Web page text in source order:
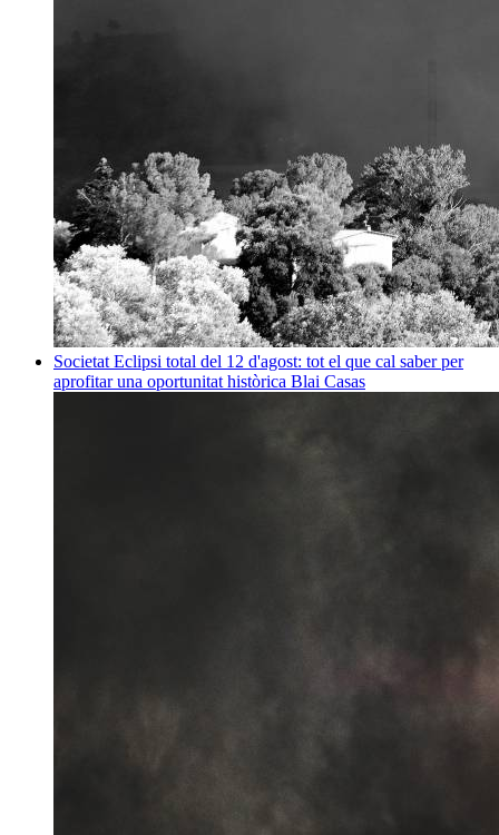
Societat Eclipsi total del 12 d'agost: tot el que cal saber per
aprofitar una oportunitat històrica Blai Casas